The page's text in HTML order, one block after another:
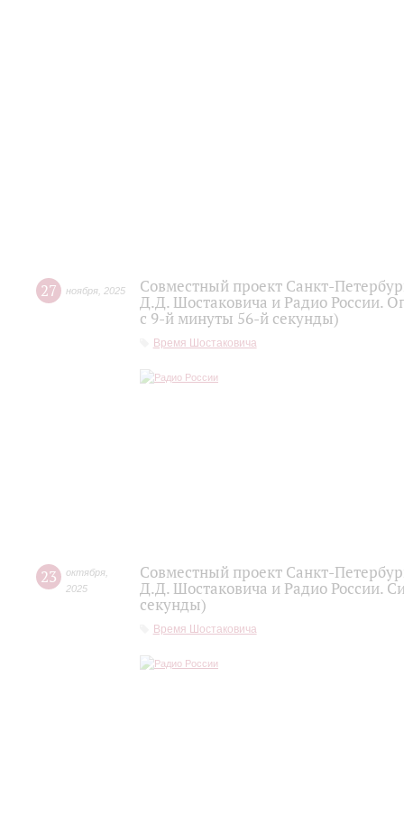
27 ноября 2025
Совместный проект Санкт-
Д.Д. Шостаковича и Радио России.
с 9-й минуты 56-й секунды)
Время Шостаковича
23 октября
2025
Совместный проект Санкт-
Д.Д. Шостаковича и Радио России.
секунды)
Время Шостаковича